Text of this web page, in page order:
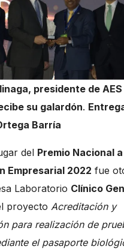
presidente de AES
su galardón.
Barría
del Premio Nacional
Empresarial 2022 fue
Laboratorio Clínico
proyecto Acreditación y
para realización de
el pasaporte